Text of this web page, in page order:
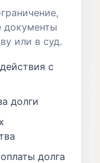
документы
или в суд.
с
долги
долга